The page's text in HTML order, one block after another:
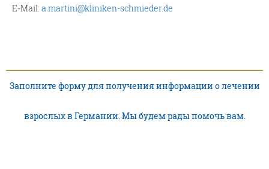
E-Mail: a.martini@kliniken-schmieder.de
Заполните форму для получения информации о лечении
взрослых в Германии. Мы будем рады помочь вам.